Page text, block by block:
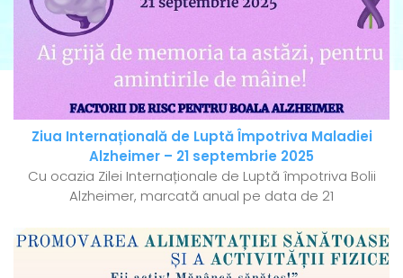
Ziua Internațională de Luptă Împotriva Maladiei
Alzheimer – 21 septembrie 2025
Cu ocazia Zilei Internaționale de Luptă împotriva Bolii
Alzheimer, marcată anual pe data de 21